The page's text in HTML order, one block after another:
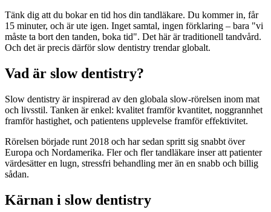
Tänk dig att du bokar en tid hos din tandläkare. Du kommer in, får
15 minuter, och är ute igen. Inget samtal, ingen förklaring – bara "vi
måste ta bort den tanden, boka tid". Det här är traditionell tandvård.
Och det är precis därför slow dentistry trendar globalt.
Vad är slow dentistry?
Slow dentistry är inspirerad av den globala slow-rörelsen inom mat
och livsstil. Tanken är enkel: kvalitet framför kvantitet, noggrannhet
framför hastighet, och patientens upplevelse framför effektivitet.
Rörelsen började runt 2018 och har sedan spritt sig snabbt över
Europa och Nordamerika. Fler och fler tandläkare inser att patienter
värdesätter en lugn, stressfri behandling mer än en snabb och billig
sådan.
Kärnan i slow dentistry